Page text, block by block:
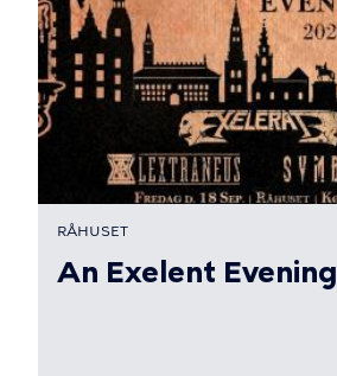
RÅHUSET
An Exelent Evening